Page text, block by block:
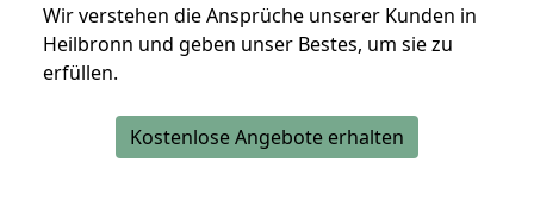
Wir verstehen die Ansprüche unserer Kunden in
Heilbronn und geben unser Bestes, um sie zu
erfüllen.
Kostenlose Angebote erhalten